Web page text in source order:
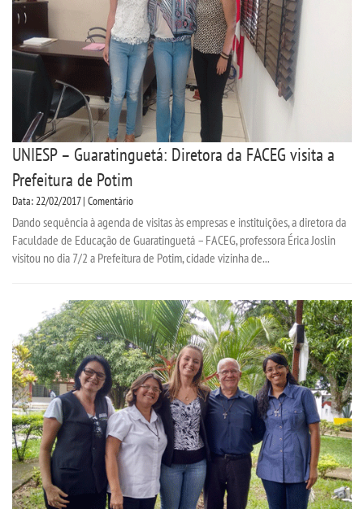
UNIESP – Guaratinguetá: Diretora da FACEG visita a
Prefeitura de Potim
Data: 22/02/2017 | Comentário
Dando sequência à agenda de visitas às empresas e instituições, a diretora da
Faculdade de Educação de Guaratinguetá – FACEG, professora Érica Joslin
visitou no dia 7/2 a Prefeitura de Potim, cidade vizinha de...